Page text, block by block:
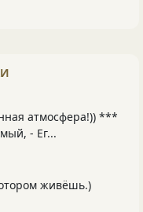
атмосфера!)) ***
- Ег...
живёшь.)